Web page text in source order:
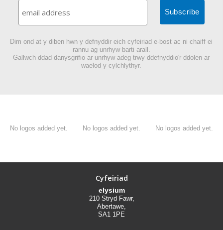
Dim ond at y diben hwn y defnyddir eich cyfeiriad e-bost ac ni chaiff ei
rannu ag unrhyw barti arall.
Gallwch ddad-danysgrifio ar unrhyw adeg trwy ddefnyddio'r ddolen ar
waelod y cylchlythyr.
No logos added yet. No logos added yet. No logos added yet.
Cyfeiriad
elysium
210 Stryd Fawr,
Abertawe,
SA1 1PE